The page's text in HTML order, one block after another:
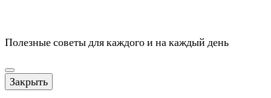
Полезные советы для каждого и на каждый день
Закрыть